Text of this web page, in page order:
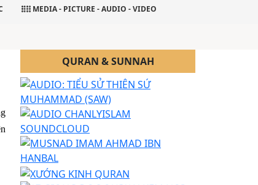
MEDIA - PICTURE - AUDIO - VIDEO
QURAN & SUNNAH